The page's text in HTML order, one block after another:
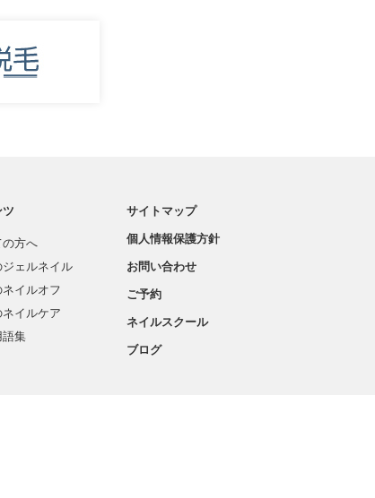
ツ
の方へ
ェルネイル
イルオフ
イルケア
語集
サイトマップ
個人情報保護方針
お問い合わせ
ご予約
ネイルスクール
ブログ